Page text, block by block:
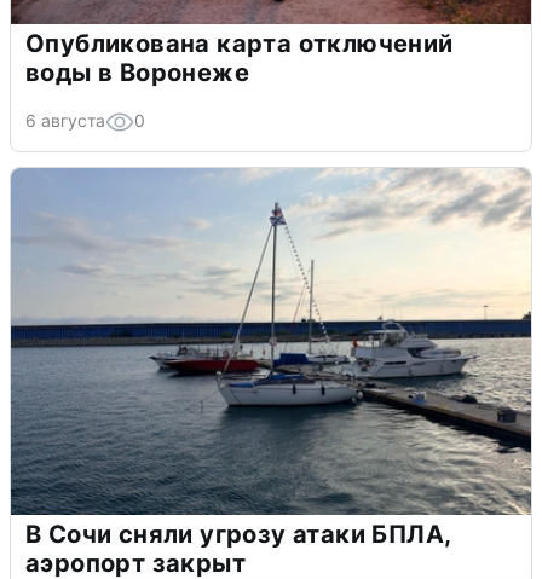
Опубликована карта отключений
воды в Воронеже
6 августа 0
В Сочи сняли угрозу атаки БПЛА,
аэропорт закрыт